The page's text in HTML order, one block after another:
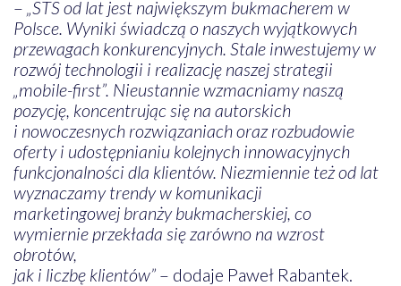
– „STS od lat jest największym bukmacherem w
Polsce. Wyniki świadczą o naszych wyjątkowych
przewagach konkurencyjnych. Stale inwestujemy w
rozwój technologii i realizację naszej strategii
„mobile-first”. Nieustannie wzmacniamy naszą
pozycję, koncentrując się na autorskich
i nowoczesnych rozwiązaniach oraz rozbudowie
oferty i udostępnianiu kolejnych innowacyjnych
funkcjonalności dla klientów. Niezmiennie też od lat
wyznaczamy trendy w komunikacji
marketingowej branży bukmacherskiej, co
wymiernie przekłada się zarówno na wzrost
obrotów,
jak i liczbę klientów” – dodaje Paweł Rabantek.